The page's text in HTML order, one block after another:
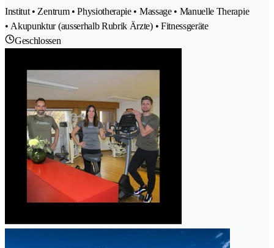
Institut • Zentrum • Physiotherapie • Massage • Manuelle Therapie
• Akupunktur (ausserhalb Rubrik Ärzte) • Fitnessgeräte
Geschlossen